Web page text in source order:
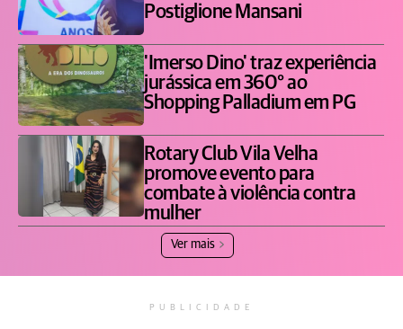
Postiglione Mansani
'Imerso Dino' traz experiência
jurássica em 360° ao
Shopping Palladium em PG
Rotary Club Vila Velha
promove evento para
combate à violência contra
mulher
Ver mais
PUBLICIDADE